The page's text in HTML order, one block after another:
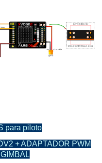
para piloto
+ ADAPTADOR PWM